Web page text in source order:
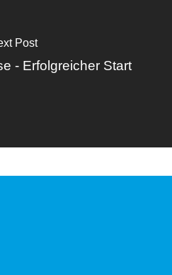
Post
- Erfolgreicher Start